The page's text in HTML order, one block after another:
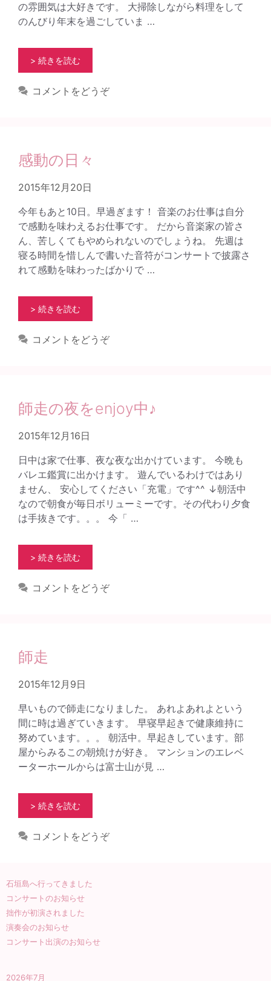
の雰囲気は大好きです。 大掃除しながら料理をして
のんびり年末を過ごしていま …
> 続きを読む
コメントをどうぞ
感動の日々
2015年12月20日
今年もあと10日。早過ぎます！ 音楽のお仕事は自分
で感動を味わえるお仕事です。 だから音楽家の皆さ
ん、苦しくてもやめられないのでしょうね。 先週は
寝る時間を惜しんで書いた音符がコンサートで披露さ
れて感動を味わったばかりで …
> 続きを読む
コメントをどうぞ
師走の夜をenjoy中♪
2015年12月16日
日中は家で仕事、夜な夜な出かけています。 今晩も
バレエ鑑賞に出かけます。 遊んでいるわけではあり
ません、 安心してください「充電」です^^ ↓朝活中
なので朝食が毎日ボリューミーです。その代わり夕食
は手抜きです。。。 今「 …
> 続きを読む
コメントをどうぞ
師走
2015年12月9日
早いもので師走になりました。 あれよあれよという
間に時は過ぎていきます。 早寝早起きで健康維持に
努めています。。。 朝活中。早起きしています。部
屋からみるこの朝焼けが好き。 マンションのエレベ
ーターホールからは富士山が見 …
> 続きを読む
コメントをどうぞ
石垣島へ行ってきました
コンサートのお知らせ
拙作が初演されました
演奏会のお知らせ
コンサート出演のお知らせ
2026年7月